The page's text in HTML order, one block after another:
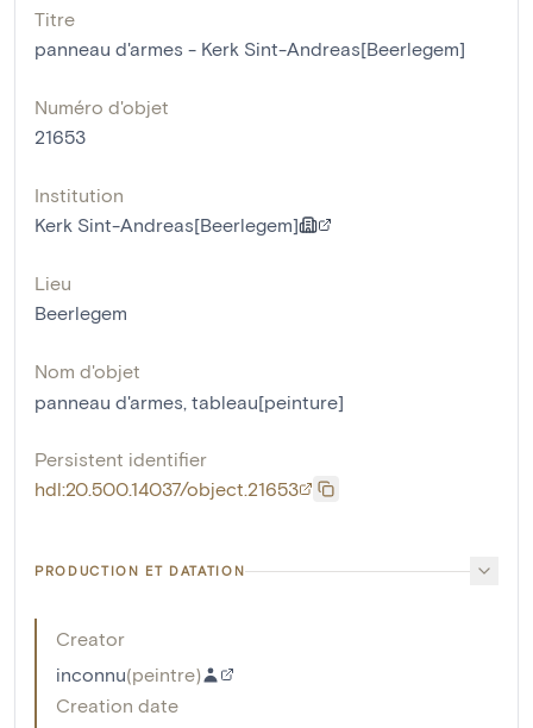
Titre
panneau d'armes - Kerk Sint-Andreas[Beerlegem]
Numéro d'objet
21653
Institution
Kerk Sint-Andreas[Beerlegem]
Lieu
Beerlegem
Nom d'objet
panneau d'armes, tableau[peinture]
Persistent identifier
hdl:20.500.14037/object.21653
PRODUCTION ET DATATION
Creator
inconnu(peintre)
Creation date